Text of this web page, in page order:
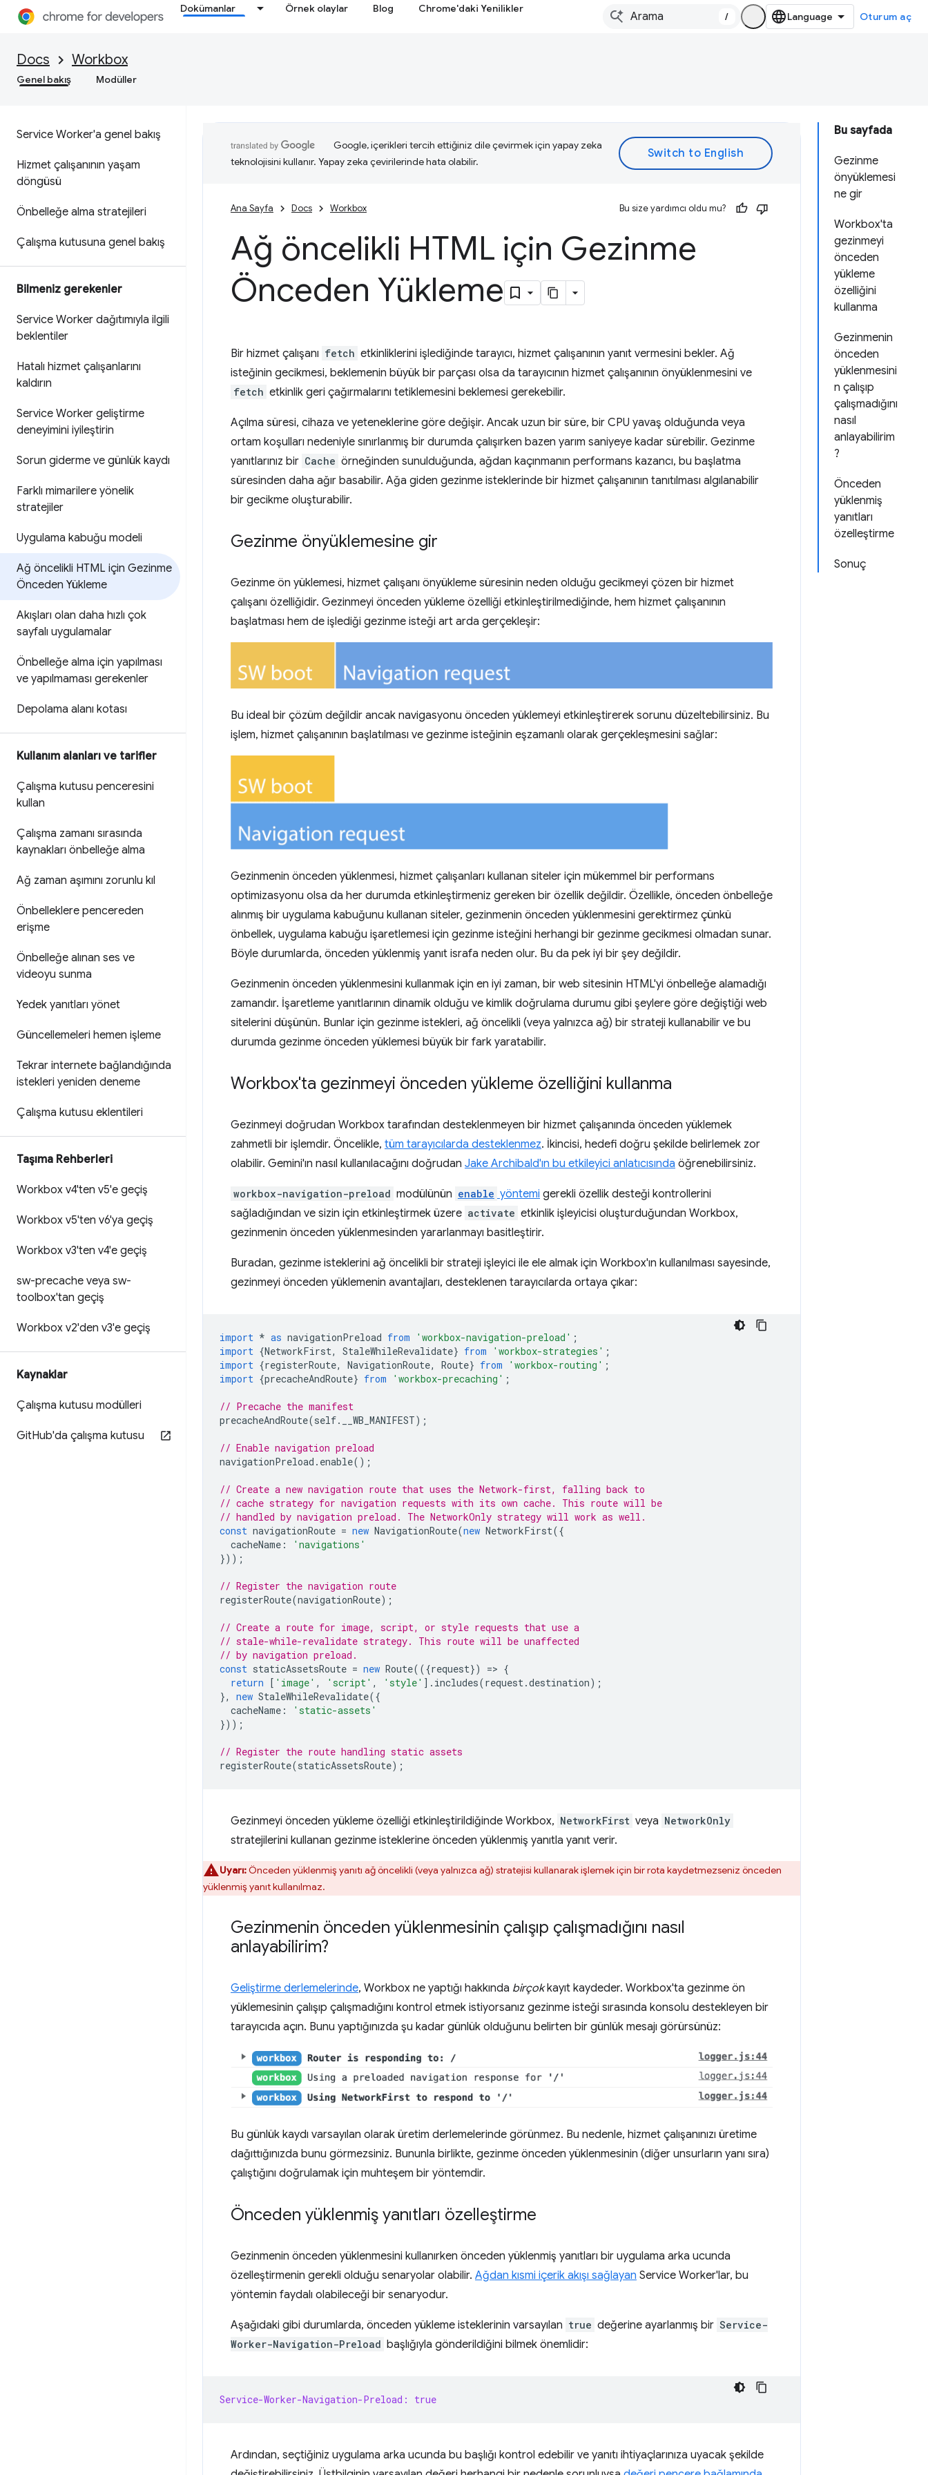
Dokümanlar Örnek olaylar Blog Chrome'daki Yenilikler
/ Oturum aç
Docs Workbox
Genel bakış Modüller
Service Worker'a genel bakış
Hizmet çalışanının yaşam
döngüsü
Önbelleğe alma stratejileri
Çalışma kutusuna genel bakış
Bilmeniz gerekenler
Service Worker dağıtımıyla ilgili
beklentiler
Hatalı hizmet çalışanlarını
kaldırın
Service Worker geliştirme
deneyimini iyileştirin
Sorun giderme ve günlük kaydı
Farklı mimarilere yönelik
stratejiler
Uygulama kabuğu modeli
Ağ öncelikli HTML için Gezinme
Önceden Yükleme
Akışları olan daha hızlı çok
sayfalı uygulamalar
Önbelleğe alma için yapılması
ve yapılmaması gerekenler
Depolama alanı kotası
Kullanım alanları ve tarifler
Çalışma kutusu penceresini
kullan
Çalışma zamanı sırasında
kaynakları önbelleğe alma
Ağ zaman aşımını zorunlu kıl
Önbelleklere pencereden
erişme
Önbelleğe alınan ses ve
videoyu sunma
Yedek yanıtları yönet
Güncellemeleri hemen işleme
Tekrar internete bağlandığında
istekleri yeniden deneme
Çalışma kutusu eklentileri
Taşıma Rehberleri
Workbox v4'ten v5'e geçiş
Workbox v5'ten v6'ya geçiş
Workbox v3'ten v4'e geçiş
sw-precache veya sw-
toolbox'tan geçiş
Workbox v2'den v3'e geçiş
Kaynaklar
Çalışma kutusu modülleri
GitHub'da çalışma kutusu
Bu sayfada
Gezinme
önyüklemesi
ne gir
Workbox'ta
gezinmeyi
önceden
yükleme
özelliğini
kullanma
Gezinmenin
önceden
yüklenmesini
n çalışıp
çalışmadığını
nasıl
anlayabilirim
?
Önceden
yüklenmiş
yanıtları
özelleştirme
Sonuç
Google, içerikleri tercih ettiğiniz dile çevirmek için yapay zeka
teknolojisini kullanır. Yapay zeka çevirilerinde hata olabilir.
Ana Sayfa Docs Workbox Bu size yardımcı oldu mu?
Ağ öncelikli HTML için Gezinme
Önceden Yükleme
Bir hizmet çalışanı fetch etkinliklerini işlediğinde tarayıcı, hizmet çalışanının yanıt vermesini bekler. Ağ
isteğinin gecikmesi, beklemenin büyük bir parçası olsa da tarayıcının hizmet çalışanının önyüklenmesini ve
fetch etkinlik geri çağırmalarını tetiklemesini beklemesi gerekebilir.
Açılma süresi, cihaza ve yeteneklerine göre değişir. Ancak uzun bir süre, bir CPU yavaş olduğunda veya
ortam koşulları nedeniyle sınırlanmış bir durumda çalışırken bazen yarım saniyeye kadar sürebilir. Gezinme
yanıtlarınız bir Cache örneğinden sunulduğunda, ağdan kaçınmanın performans kazancı, bu başlatma
süresinden daha ağır basabilir. Ağa giden gezinme isteklerinde bir hizmet çalışanının tanıtılması algılanabilir
bir gecikme oluşturabilir.
Gezinme önyüklemesine gir
Gezinme ön yüklemesi, hizmet çalışanı önyükleme süresinin neden olduğu gecikmeyi çözen bir hizmet
çalışanı özelliğidir. Gezinmeyi önceden yükleme özelliği etkinleştirilmediğinde, hem hizmet çalışanının
başlatması hem de işlediği gezinme isteği art arda gerçekleşir:
Bu ideal bir çözüm değildir ancak navigasyonu önceden yüklemeyi etkinleştirerek sorunu düzeltebilirsiniz. Bu
işlem, hizmet çalışanının başlatılması ve gezinme isteğinin eşzamanlı olarak gerçekleşmesini sağlar:
Gezinmenin önceden yüklenmesi, hizmet çalışanları kullanan siteler için mükemmel bir performans
optimizasyonu olsa da her durumda etkinleştirmeniz gereken bir özellik değildir. Özellikle, önceden önbelleğe
alınmış bir uygulama kabuğunu kullanan siteler, gezinmenin önceden yüklenmesini gerektirmez çünkü
önbellek, uygulama kabuğu işaretlemesi için gezinme isteğini herhangi bir gezinme gecikmesi olmadan sunar.
Böyle durumlarda, önceden yüklenmiş yanıt israfa neden olur. Bu da pek iyi bir şey değildir.
Gezinmenin önceden yüklenmesini kullanmak için en iyi zaman, bir web sitesinin HTML'yi önbelleğe alamadığı
zamandır. İşaretleme yanıtlarının dinamik olduğu ve kimlik doğrulama durumu gibi şeylere göre değiştiği web
sitelerini düşünün. Bunlar için gezinme istekleri, ağ öncelikli (veya yalnızca ağ) bir strateji kullanabilir ve bu
durumda gezinme önceden yüklemesi büyük bir fark yaratabilir.
Workbox'ta gezinmeyi önceden yükleme özelliğini kullanma
Gezinmeyi doğrudan Workbox tarafından desteklenmeyen bir hizmet çalışanında önceden yüklemek
zahmetli bir işlemdir. Öncelikle, tüm tarayıcılarda desteklenmez. İkincisi, hedefi doğru şekilde belirlemek zor
olabilir. Gemini'ın nasıl kullanılacağını doğrudan Jake Archibald'ın bu etkileyici anlatıcısında öğrenebilirsiniz.
workbox-navigation-preload modülünün enable yöntemi gerekli özellik desteği kontrollerini
sağladığından ve sizin için etkinleştirmek üzere activate etkinlik işleyicisi oluşturduğundan Workbox,
gezinmenin önceden yüklenmesinden yararlanmayı basitleştirir.
Buradan, gezinme isteklerini ağ öncelikli bir strateji işleyici ile ele almak için Workbox'ın kullanılması sayesinde,
gezinmeyi önceden yüklemenin avantajları, desteklenen tarayıcılarda ortaya çıkar:
import * as navigationPreload from 'workbox-navigation-preload' ;
import {NetworkFirst, StaleWhileRevalidate} from 'workbox-strategies' ;
import {registerRoute, NavigationRoute, Route} from 'workbox-routing' ;
import {precacheAndRoute} from 'workbox-precaching' ;
// Precache the manifest
precacheAndRoute(self. __WB_MANIFEST);
// Enable navigation preload
navigationPreload . enable();
// Create a new navigation route that uses the Network-first, falling back to
// cache strategy for navigation requests with its own cache. This route will be
// handled by navigation preload. The NetworkOnly strategy will work as well.
const navigationRoute = new NavigationRoute(new NetworkFirst({
cacheName :
'navigations'
}));
// Register the navigation route
registerRoute(navigationRoute);
// Create a route for image, script, or style requests that use a
// stale-while-revalidate strategy. This route will be unaffected
// by navigation preload.
const staticAssetsRoute = new Route(({request}) => {
return [ 'image' , 'script' , 'style' ]. includes(request .destination);
},
new StaleWhileRevalidate({
cacheName :
'static-assets'
}));
// Register the route handling static assets
registerRoute(staticAssetsRoute);
Gezinmeyi önceden yükleme özelliği etkinleştirildiğinde Workbox, NetworkFirst veya NetworkOnly
stratejilerini kullanan gezinme isteklerine önceden yüklenmiş yanıtla yanıt verir.
Uyarı:Önceden yüklenmiş yanıtı ağ öncelikli (veya yalnızca ağ) stratejisi kullanarak işlemek için bir rota kaydetmezseniz önceden
yüklenmiş yanıt kullanılmaz.
Gezinmenin önceden yüklenmesinin çalışıp çalışmadığını nasıl
anlayabilirim?
Geliştirme derlemelerinde, Workbox ne yaptığı hakkında birçokkayıt kaydeder. Workbox'ta gezinme ön
yüklemesinin çalışıp çalışmadığını kontrol etmek istiyorsanız gezinme isteği sırasında konsolu destekleyen bir
tarayıcıda açın. Bunu yaptığınızda şu kadar günlük olduğunu belirten bir günlük mesajı görürsünüz:
Bu günlük kaydı varsayılan olarak üretim derlemelerinde görünmez. Bu nedenle, hizmet çalışanınızı üretime
dağıttığınızda bunu görmezsiniz. Bununla birlikte, gezinme önceden yüklenmesinin (diğer unsurların yanı sıra)
çalıştığını doğrulamak için muhteşem bir yöntemdir.
Önceden yüklenmiş yanıtları özelleştirme
Gezinmenin önceden yüklenmesini kullanırken önceden yüklenmiş yanıtları bir uygulama arka ucunda
özelleştirmenin gerekli olduğu senaryolar olabilir. Ağdan kısmi içerik akışı sağlayan Service Worker'lar, bu
yöntemin faydalı olabileceği bir senaryodur.
Aşağıdaki gibi durumlarda, önceden yükleme isteklerinin varsayılan true değerine ayarlanmış bir Service-
Worker-Navigation-Preload başlığıyla gönderildiğini bilmek önemlidir:
Service-Worker-Navigation-Preload: true
Ardından, seçtiğiniz uygulama arka ucunda bu başlığı kontrol edebilir ve yanıtı ihtiyaçlarınıza uyacak şekilde